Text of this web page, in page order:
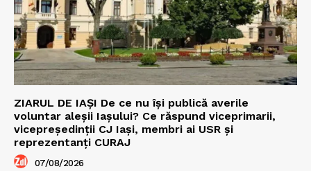
ZIARUL DE IAȘI De ce nu își publică averile
voluntar aleșii Iașului? Ce răspund viceprimarii,
vicepreședinții CJ Iași, membri ai USR și
reprezentanți CURAJ
07/08/2026